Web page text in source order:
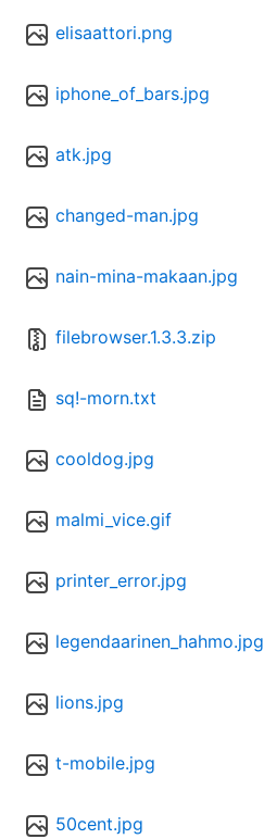
elisaattori.png
iphone_of_bars.jpg
atk.jpg
changed-man.jpg
nain-mina-makaan.jpg
filebrowser.1.3.3.zip
sq!-morn.txt
cooldog.jpg
malmi_vice.gif
printer_error.jpg
legendaarinen_hahmo.jpg
lions.jpg
t-mobile.jpg
50cent.jpg